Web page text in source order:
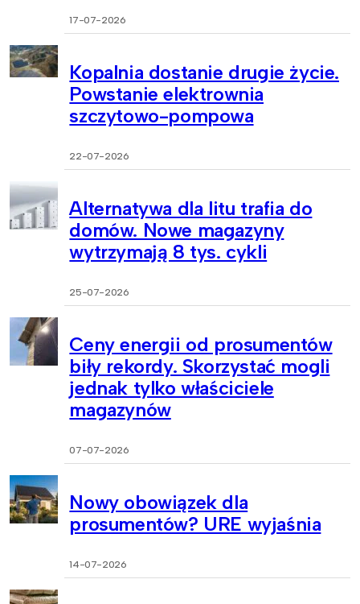
17-07-2026
Kopalnia dostanie drugie życie.
Powstanie elektrownia
szczytowo-pompowa
22-07-2026
Alternatywa dla litu trafia do
domów. Nowe magazyny
wytrzymają 8 tys. cykli
25-07-2026
Ceny energii od prosumentów
biły rekordy. Skorzystać mogli
jednak tylko właściciele
magazynów
07-07-2026
Nowy obowiązek dla
prosumentów? URE wyjaśnia
14-07-2026